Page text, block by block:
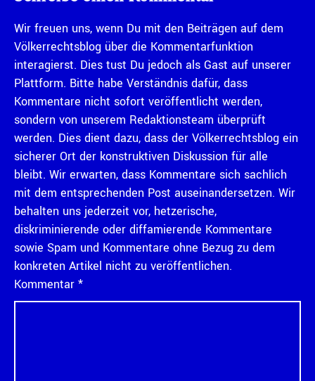
Wir freuen uns, wenn Du mit den Beiträgen auf dem
Völkerrechtsblog über die Kommentarfunktion
interagierst. Dies tust Du jedoch als Gast auf unserer
Plattform. Bitte habe Verständnis dafür, dass
Kommentare nicht sofort veröffentlicht werden,
sondern von unserem Redaktionsteam überprüft
werden. Dies dient dazu, dass der Völkerrechtsblog ein
sicherer Ort der konstruktiven Diskussion für alle
bleibt. Wir erwarten, dass Kommentare sich sachlich
mit dem entsprechenden Post auseinandersetzen. Wir
behalten uns jederzeit vor, hetzerische,
diskriminierende oder diffamierende Kommentare
sowie Spam und Kommentare ohne Bezug zu dem
konkreten Artikel nicht zu veröffentlichen.
Kommentar *